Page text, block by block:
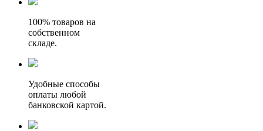
100% товаров на
собственном
складе.
Удобные способы
оплаты любой
банковской картой.